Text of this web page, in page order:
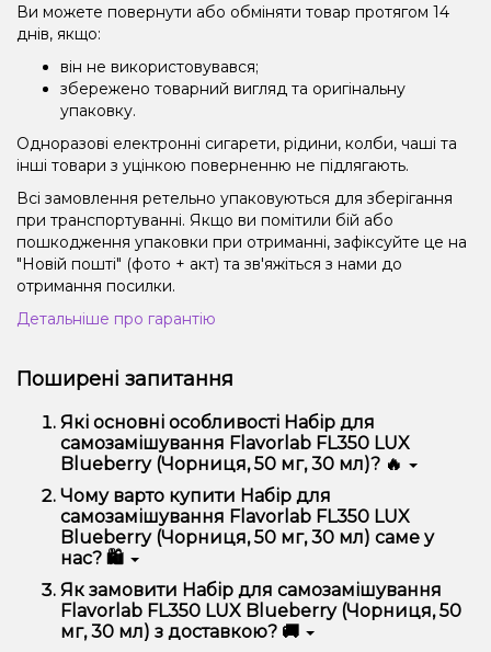
Ви можете повернути або обміняти товар протягом 14
днів, якщо:
він не використовувався;
збережено товарний вигляд та оригінальну
упаковку.
Одноразові електронні сигарети, рідини, колби, чаші та
інші товари з уцінкою поверненню не підлягають.
Всі замовлення ретельно упаковуються для зберігання
при транспортуванні. Якщо ви помітили бій або
пошкодження упаковки при отриманні, зафіксуйте це на
"Новій пошті" (фото + акт) та зв'яжіться з нами до
отримання посилки.
Детальніше про гарантію
Поширені запитання
Які основні особливості Набір для
самозамішування Flavorlab FL350 LUX
Blueberry (Чорниця, 50 мг, 30 мл)? 🔥
Набір для самозамішування Flavorlab FL350 LUX
Blueberry (Чорниця, 50 мг, 30 мл) відрізняється
високою якістю, зручністю використання та
надійністю.
Чому варто купити Набір для
самозамішування Flavorlab FL350 LUX
Blueberry (Чорниця, 50 мг, 30 мл) саме у
нас? 🛍️
Ми пропонуємо тільки оригінальну продукцію,
широкий асортимент, вигідні ціни та швидку
доставку. Крім того, у нас регулярні акції та знижки
для клієнтів!
Як замовити Набір для самозамішування
Flavorlab FL350 LUX Blueberry (Чорниця, 50
мг, 30 мл) з доставкою? 🚚